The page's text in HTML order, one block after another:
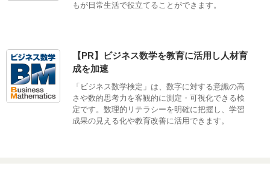
もが日常生活で役立てることができます。
【PR】ビジネス数学を教育に活用し人材育
成を加速
「ビジネス数学検定」は、数字に対する意識の高
さや数的思考力を客観的に測定・可視化できる検
定です。数理的リテラシーを明確に把握し、学習
成果の見える化や教育改善に活用できます。